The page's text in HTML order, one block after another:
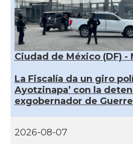
Ciudad de México (DF) -
La Fiscalía da un giro
Ayotzinapa’ con la
exgobernador de
2026-08-07